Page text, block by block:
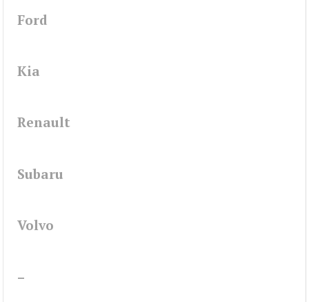
Ford
Kia
Renault
Subaru
Volvo
–